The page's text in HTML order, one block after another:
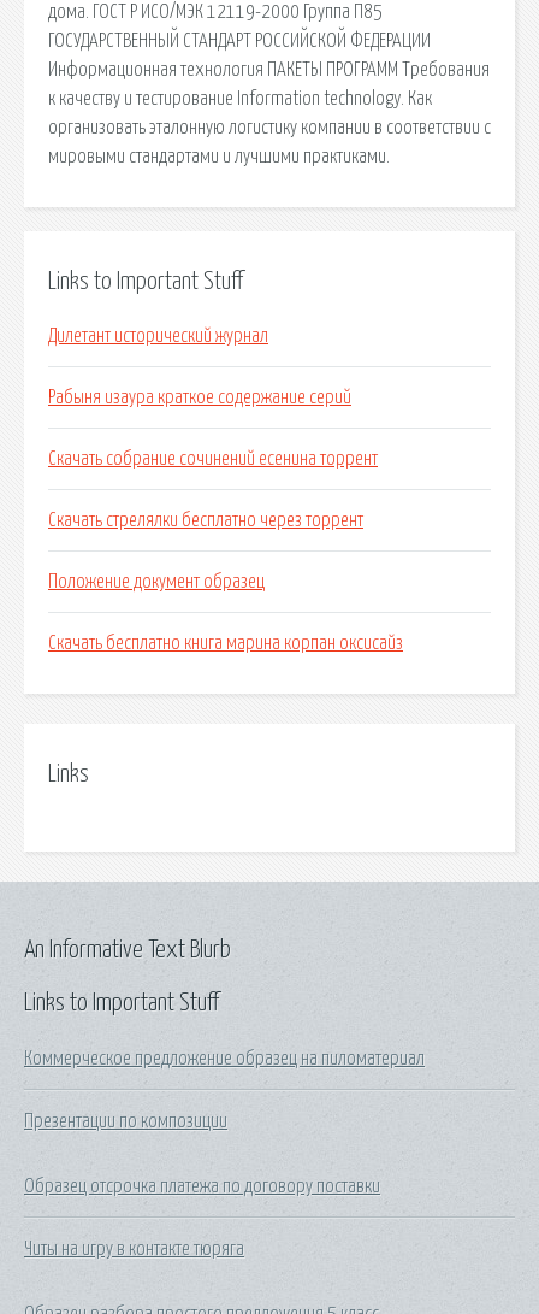
дома. ГОСТ Р ИСО/МЭК 12119-2000 Группа П85
ГОСУДАРСТВЕННЫЙ СТАНДАРТ РОССИЙСКОЙ ФЕДЕРАЦИИ
Информационная технология ПАКЕТЫ ПРОГРАММ Требования
к качеству и тестирование Information technology. Как
организовать эталонную логистику компании в соответствии с
мировыми стандартами и лучшими практиками.
Links to Important Stuff
Дилетант исторический журнал
Рабыня изаура краткое содержание серий
Скачать собрание сочинений есенина торрент
Скачать стрелялки бесплатно через торрент
Положение документ образец
Скачать бесплатно книга марина корпан оксисайз
Links
Links to Important Stuff
Коммерческое предложение образец на пиломатериал
Презентации по композиции
Образец отсрочка платежа по договору поставки
Читы на игру в контакте тюряга
An Informative Text Blurb